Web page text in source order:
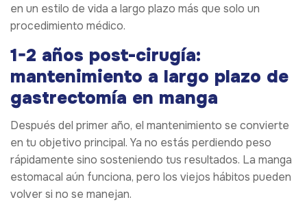
en un estilo de vida a largo plazo más que solo un
procedimiento médico.
1-2 años post-cirugía:
mantenimiento a largo plazo de
gastrectomía en manga
Después del primer año, el mantenimiento se convierte
en tu objetivo principal. Ya no estás perdiendo peso
rápidamente sino sosteniendo tus resultados. La manga
estomacal aún funciona, pero los viejos hábitos pueden
volver si no se manejan.